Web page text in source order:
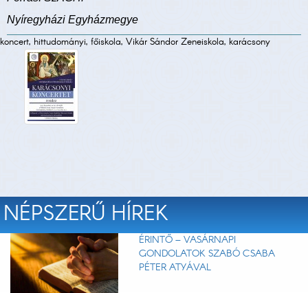
Nyíregyházi Egyházmegye
koncert, hittudományi, főiskola, Vikár Sándor Zeneiskola, karácsony
NÉPSZERŰ HÍREK
ÉRINTŐ – VASÁRNAPI
GONDOLATOK SZABÓ CSABA
PÉTER ATYÁVAL